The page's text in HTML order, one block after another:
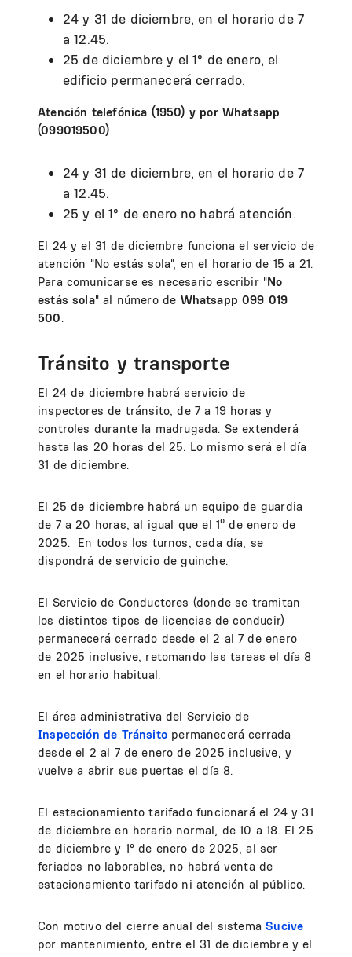
24 y 31 de diciembre, en el horario de 7
a 12.45.
25 de diciembre y el 1° de enero, el
edificio permanecerá cerrado.
Atención telefónica (1950) y por Whatsapp
(099019500)
24 y 31 de diciembre, en el horario de 7
a 12.45.
25 y el 1° de enero no habrá atención.
El 24 y el 31 de diciembre funciona el servicio de
atención "No estás sola", en el horario de 15 a 21.
Para comunicarse es necesario escribir "No
estás sola" al número de Whatsapp 099 019
500.
Tránsito y transporte
El 24 de diciembre habrá servicio de
inspectores de tránsito, de 7 a 19 horas y
controles durante la madrugada. Se extenderá
hasta las 20 horas del 25. Lo mismo será el día
31 de diciembre.
El 25 de diciembre habrá un equipo de guardia
de 7 a 20 horas, al igual que el 1º de enero de
2025. En todos los turnos, cada día, se
dispondrá de servicio de guinche.
El Servicio de Conductores (donde se tramitan
los distintos tipos de licencias de conducir)
permanecerá cerrado desde el 2 al 7 de enero
de 2025 inclusive, retomando las tareas el día 8
en el horario habitual.
El área administrativa del Servicio de
Inspección de Tránsitopermanecerá cerrada
desde el 2 al 7 de enero de 2025 inclusive, y
vuelve a abrir sus puertas el día 8.
El estacionamiento tarifado funcionará el 24 y 31
de diciembre en horario normal, de 10 a 18. El 25
de diciembre y 1° de enero de 2025, al ser
feriados no laborables, no habrá venta de
estacionamiento tarifado ni atención al público.
Con motivo del cierre anual del sistemaSucive
por mantenimiento, entre el 31 de diciembre y el